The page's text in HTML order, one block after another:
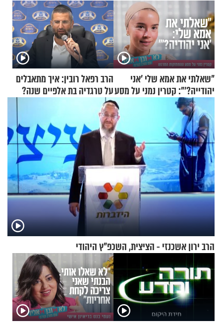
"שאלתי את אמא שלי 'אני
יהודייה?'": קטרין נמני על מסע
ההתחזקות המרגש
הרב רפאל רובין: איך מתאבלים
על טרגדיה בת אלפיים שנה?
הרב ירון אשכנזי - הציצית, השכפ"ץ היהודי